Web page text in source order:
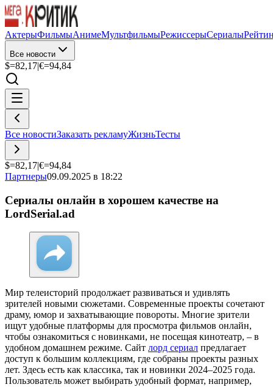
АктерыФильмыАнимеМультфильмыРежиссерыСериалы
Все новости
$=82,17|€=94,84
Все новостиЗаказать рекламуЖизньТесты
$=82,17|€=94,84
Партнеры09.09.2025 в 18:22
Сериалы онлайн в хорошем качестве на
LordSerial.ad
Мир телеисторий продолжает развиваться и удивлять
зрителей новыми сюжетами. Современные проекты сочетают
драму, юмор и захватывающие повороты. Многие зрители
ищут удобные платформы для просмотра фильмов онлайн,
чтобы ознакомиться с новинками, не посещая кинотеатр, – в
удобном домашнем режиме. Сайт лорд сериал предлагает
доступ к большим коллекциям, где собраны проекты разных
лет. Здесь есть как классика, так и новинки 2024–2025 года.
Пользователь может выбирать удобный формат, например,